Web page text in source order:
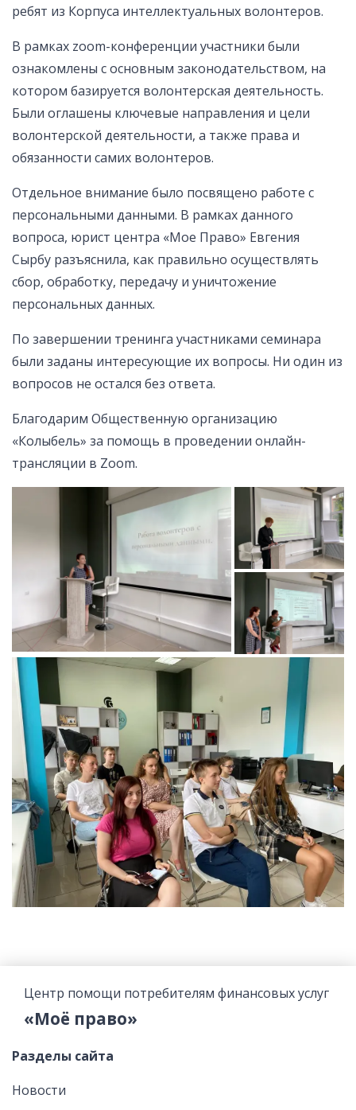
ребят из Корпуса интеллектуальных волонтеров.
В рамках zoom-конференции участники были
ознакомлены с основным законодательством, на
котором базируется волонтерская деятельность.
Были оглашены ключевые направления и цели
волонтерской деятельности, а также права и
обязанности самих волонтеров.
Отдельное внимание было посвящено работе с
персональными данными. В рамках данного
вопроса, юрист центра «Мое Право» Евгения
Сырбу разъяснила, как правильно осуществлять
сбор, обработку, передачу и уничтожение
персональных данных.
По завершении тренинга участниками семинара
были заданы интересующие их вопросы. Ни один из
вопросов не остался без ответа.
Благодарим Общественную организацию
«Колыбель» за помощь в проведении онлайн-
трансляции в Zoom.
Центр помощи потребителям финансовых услуг
«Моё право»
Разделы сайта
Новости